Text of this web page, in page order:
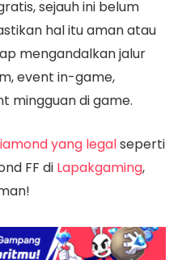
sejauh ini belum
hal itu aman atau
mengandalkan jalur
event in-game,
mingguan di game.
yang legalseperti
FF di Lapakgaming,